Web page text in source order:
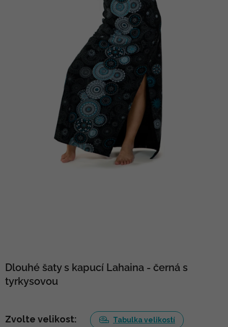
Dlouhé šaty s kapucí Lahaina - černá s
tyrkysovou
Zvolte velikost: Tabulka velikostí